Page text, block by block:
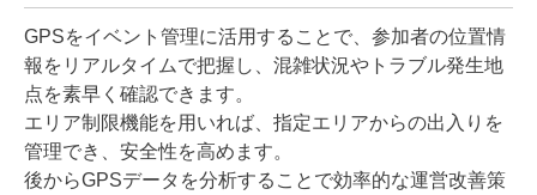
GPSをイベント管理に活用することで、参加者の位置情
報をリアルタイムで把握し、混雑状況やトラブル発生地
点を素早く確認できます。
エリア制限機能を用いれば、指定エリアからの出入りを
管理でき、安全性を高めます。
後からGPSデータを分析することで効率的な運営改善策